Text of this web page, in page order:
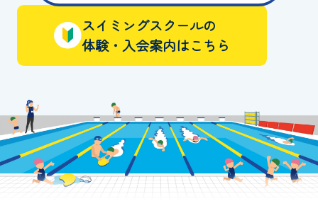
スイミングスクールの
体験・入会案内はこちら